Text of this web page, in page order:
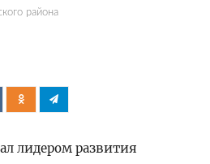
района
лидером развития